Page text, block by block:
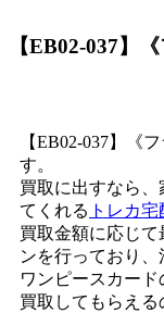
【EB02-037】
【EB02-037】《
す。
買取に出すなら
てくれる トレカ宅
買取金額に応じ
ンを行っており、
ワンピースカー
買取してもらえる